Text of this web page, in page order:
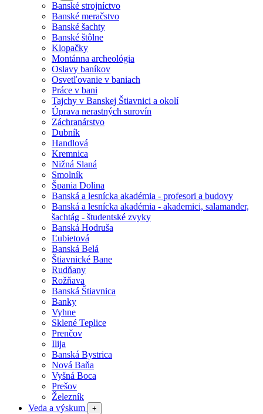
Banské strojníctvo
Banské meračstvo
Banské šachty
Banské štôlne
Klopačky
Montánna archeológia
Oslavy baníkov
Osvetľovanie v baniach
Práce v bani
Tajchy v Banskej Štiavnici a okolí
Úprava nerastných surovín
Záchranárstvo
Dubník
Handlová
Kremnica
Nižná Slaná
Smolník
Špania Dolina
Banská a lesnícka akadémia - profesori a budovy
Banská a lesnícka akadémia - akademici, salamander,
šachtág - študentské zvyky
Banská Hodruša
Ľubietová
Banská Belá
Štiavnické Bane
Rudňany
Rožňava
Banská Štiavnica
Banky
Vyhne
Sklené Teplice
Prenčov
Ilija
Banská Bystrica
Nová Baňa
Vyšná Boca
Prešov
Železník
Veda a výskum
+